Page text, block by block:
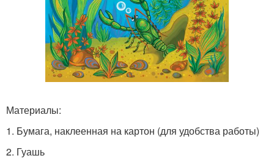
Материалы:
1. Бумага, наклеенная на картон (для удобства работы)
2. Гуашь